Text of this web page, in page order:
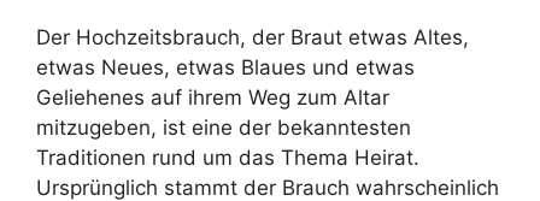
Der Hochzeitsbrauch, der Braut etwas Altes,
etwas Neues, etwas Blaues und etwas
Geliehenes auf ihrem Weg zum Altar
mitzugeben, ist eine der bekanntesten
Traditionen rund um das Thema Heirat.
Ursprünglich stammt der Brauch wahrscheinlich